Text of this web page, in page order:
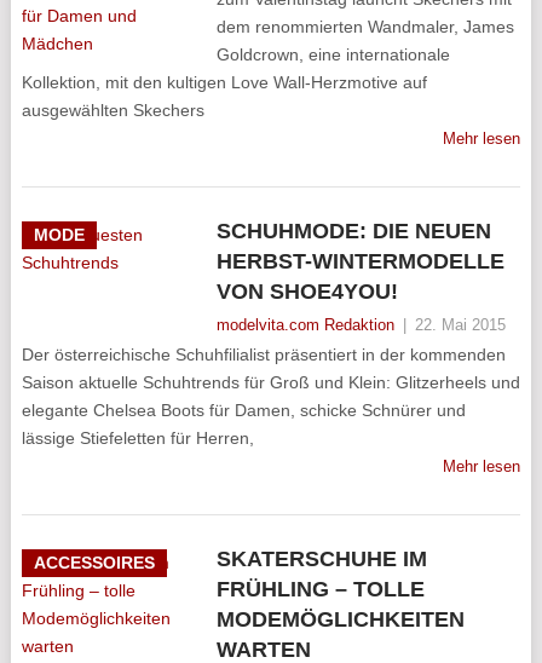
dem renommierten Wandmaler, James
Goldcrown, eine internationale
Kollektion, mit den kultigen Love Wall-Herzmotive auf
ausgewählten Skechers
Mehr lesen
MODE
SCHUHMODE: DIE NEUEN
HERBST-WINTERMODELLE
VON SHOE4YOU!
modelvita.com Redaktion 22. Mai 2015
Der österreichische Schuhfilialist präsentiert in der kommenden
Saison aktuelle Schuhtrends für Groß und Klein: Glitzerheels und
elegante Chelsea Boots für Damen, schicke Schnürer und
lässige Stiefeletten für Herren,
Mehr lesen
ACCESSOIRES
SKATERSCHUHE IM
FRÜHLING – TOLLE
MODEMÖGLICHKEITEN
WARTEN